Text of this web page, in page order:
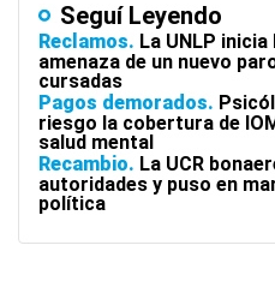
Seguí Leyendo
Reclamos
La UNLP
amenaza de un nuevo
cursadas
Pagos demorados
riesgo la cobertura de
salud mental
Recambio
La UCR
autoridades y puso en
política